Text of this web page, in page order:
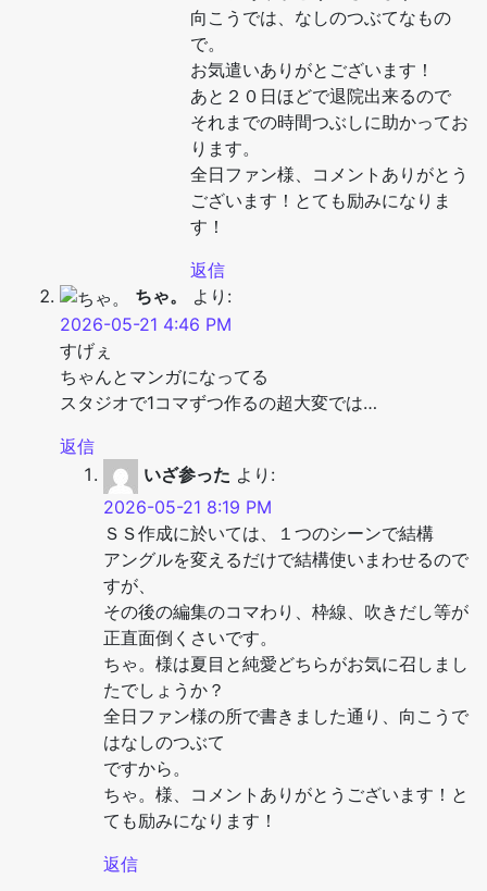
向こうでは、なしのつぶてなもの
で。
お気遣いありがとございます！
あと２０日ほどで退院出来るので
それまでの時間つぶしに助かってお
ります。
全日ファン様、コメントありがとう
ございます！とても励みになりま
す！
返信
ちゃ。
より:
2026-05-21 4:46 PM
すげぇ
ちゃんとマンガになってる
スタジオで1コマずつ作るの超大変では…
返信
いざ参った より:
2026-05-21 8:19 PM
ＳＳ作成に於いては、１つのシーンで結構
アングルを変えるだけで結構使いまわせるので
すが、
その後の編集のコマわり、枠線、吹きだし等が
正直面倒くさいです。
ちゃ。様は夏目と純愛どちらがお気に召しまし
たでしょうか？
全日ファン様の所で書きました通り、向こうで
はなしのつぶて
ですから。
ちゃ。様、コメントありがとうございます！と
ても励みになります！
返信